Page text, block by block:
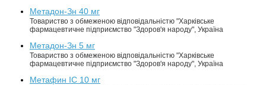
Метадон-Зн 40 мг
Товариство з обмеженою відповідальністю "Харківське
фармацевтичне підприємство "Здоров'я народу", Україна
Метадон-Зн 5 мг
Товариство з обмеженою відповідальністю "Харківське
фармацевтичне підприємство "Здоров'я народу", Україна
Метафин IC 10 мг